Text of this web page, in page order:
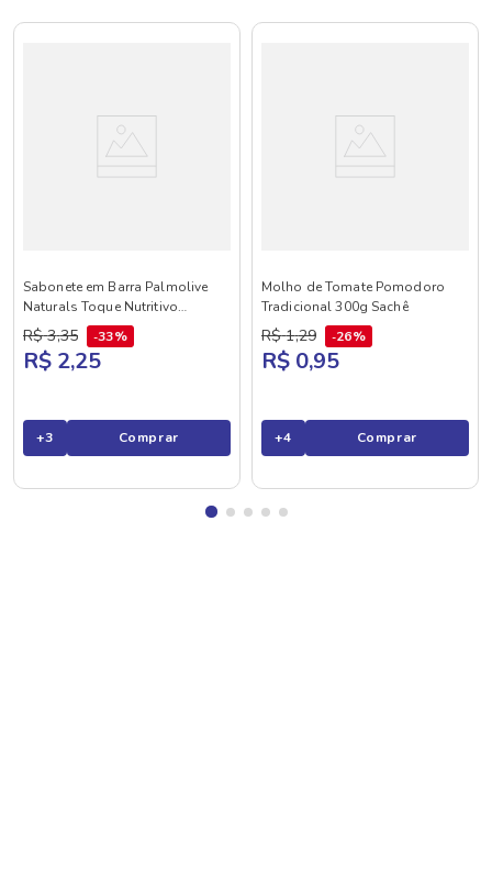
Sabonete em Barra Palmolive
Naturals Toque Nutritivo
Framboesa e Amora 85g
R$ 3,35 33%
R$ 2,25
+3 Comprar
Molho de Tomate Pomodoro
Tradicional 300g Sachê
R$ 1,29 26%
R$ 0,95
+4 Comprar